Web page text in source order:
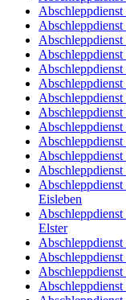
Eisleben
Elster